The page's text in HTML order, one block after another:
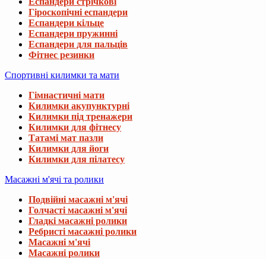
Гіроскопічні еспандери
Еспандери кільце
Еспандери пружинні
Еспандери для пальців
Фітнес резинки
Спортивні килимки та мати
Гімнастичні мати
Килимки акупунктурні
Килимки під тренажери
Килимки для фітнесу
Татамі мат пазли
Килимки для йоги
Килимки для пілатесу
Масажні м'ячі та ролики
Подвійні масажні м'ячі
Голчасті масажні м'ячі
Гладкі масажні ролики
Ребристі масажні ролики
Масажні м'ячі
Масажні ролики